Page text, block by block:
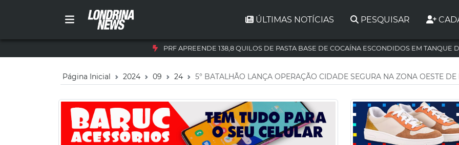
ÚLTIMAS NOTÍCIAS PESQUISAR
PRF APREENDE 138,8 QUILOS DE PASTA BASE DE COCAÍNA ESCONDIDOS EM TANQUE
Página Inicial 2024 09 24 5° BATALHÃO LANÇA OPERAÇÃO CIDADE SEGURA NA ZONA OESTE